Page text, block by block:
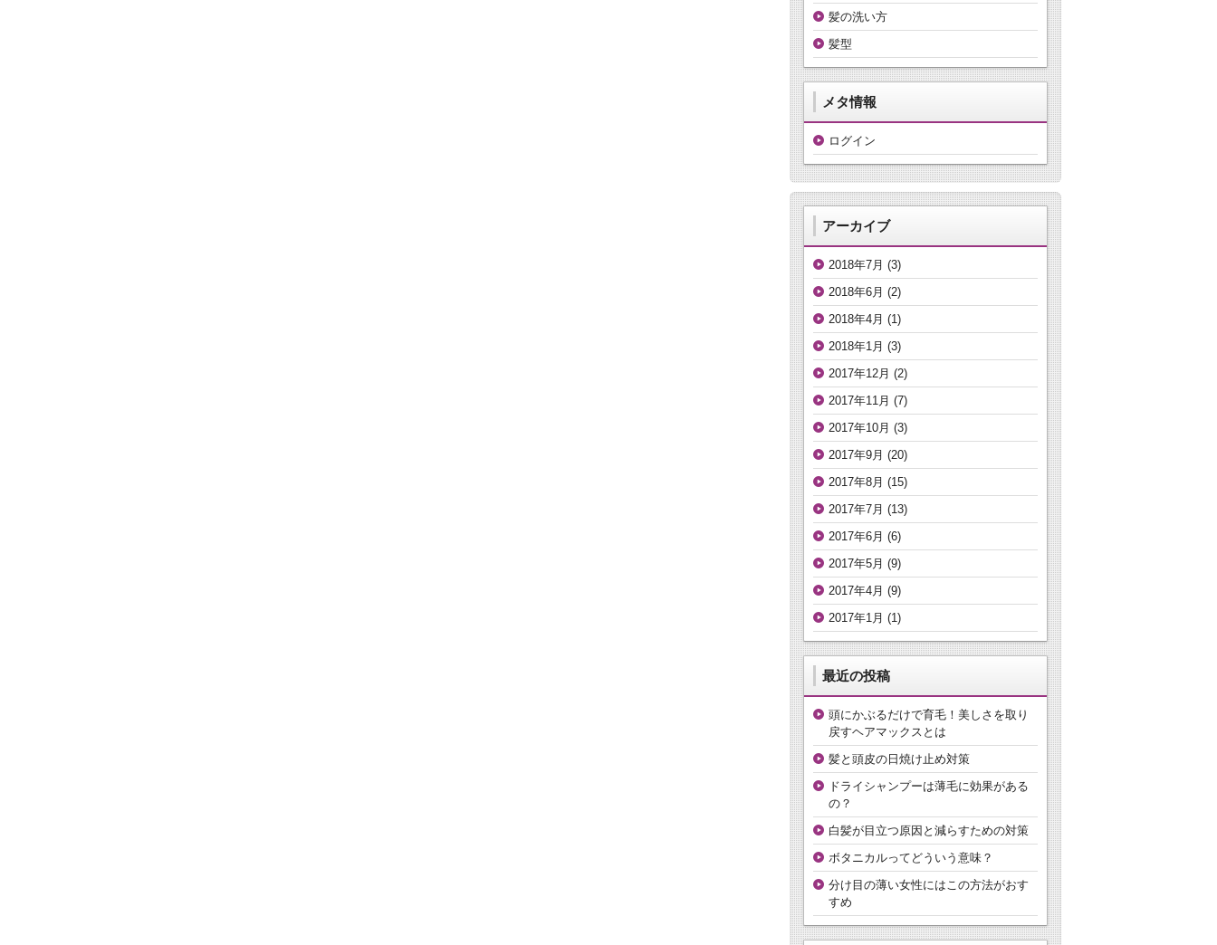
髪の洗い方
髪型
メタ情報
ログイン
アーカイブ
2018年7月 (3)
2018年6月 (2)
2018年4月 (1)
2018年1月 (3)
2017年12月 (2)
2017年11月 (7)
2017年10月 (3)
2017年9月 (20)
2017年8月 (15)
2017年7月 (13)
2017年6月 (6)
2017年5月 (9)
2017年4月 (9)
2017年1月 (1)
最近の投稿
頭にかぶるだけで育毛！美しさを取り
戻すヘアマックスとは
髪と頭皮の日焼け止め対策
ドライシャンプーは薄毛に効果がある
の？
白髪が目立つ原因と減らすための対策
ボタニカルってどういう意味？
分け目の薄い女性にはこの方法がおす
すめ